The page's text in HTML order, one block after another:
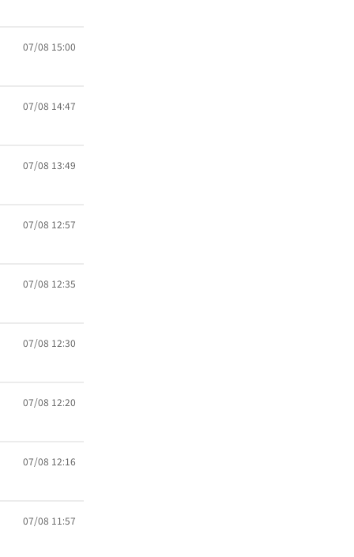
07/08 15:00
07/08 14:47
07/08 13:49
07/08 12:57
07/08 12:35
07/08 12:30
07/08 12:20
07/08 12:16
07/08 11:57